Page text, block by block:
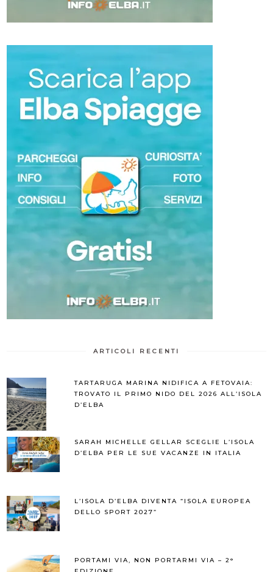
ARTICOLI RECENTI
TARTARUGA MARINA NIDIFICA A FETOVAIA:
TROVATO IL PRIMO NIDO DEL 2026 ALL’ISOLA
D’ELBA
SARAH MICHELLE GELLAR SCEGLIE L’ISOLA
D’ELBA PER LE SUE VACANZE IN ITALIA
L’ISOLA D’ELBA DIVENTA “ISOLA EUROPEA
DELLO SPORT 2027”
PORTAMI VIA, NON PORTARMI VIA – 2°